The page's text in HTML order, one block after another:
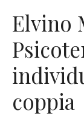
contenuto
Elvino
coppia
a
t
e
g
o